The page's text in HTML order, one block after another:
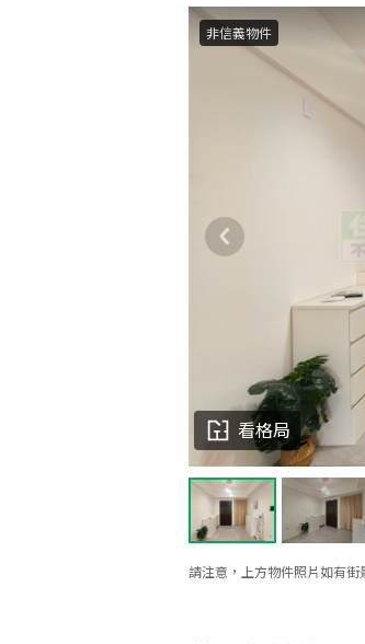
請注意，上方物件照片如有
看格局
非信義物件